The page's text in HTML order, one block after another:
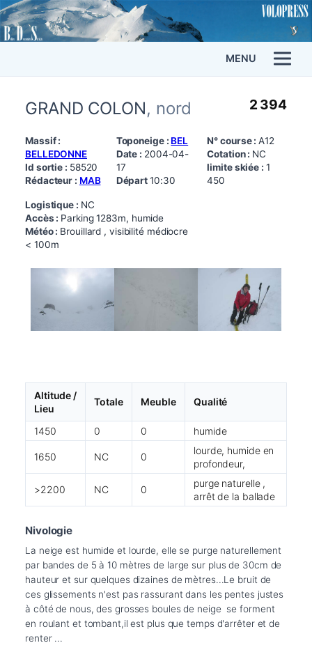
MENU
GRAND COLON, nord 2 394
Massif :
BELLEDONNE
Id sortie : 58520
Rédacteur : MAB
Toponeige : BEL
Date : 2004-04-
17
Départ10:30
N° course :A12
Cotation : NC
limite skiée : 1
450
Logistique : NC
Accès : Parking 1283m, humide
Météo : Brouillard , visibilité médiocre
< 100m
Altitude /
Lieu
Totale Meuble Qualité
1450 0 0 humide
1650 NC 0
lourde, humide en
profondeur,
>2200 NC 0
purge naturelle ,
arrêt de la ballade
Nivologie
La neige est humide et lourde, elle se purge naturellement
par bandes de 5 à 10 mètres de large sur plus de 30cm de
hauteur et sur quelques dizaines de mètres...Le bruit de
ces glissements n'est pas rassurant dans les pentes justes
à côté de nous, des grosses boules de neige  se forment
en roulant et tombant,il est plus que temps d'arrêter et de